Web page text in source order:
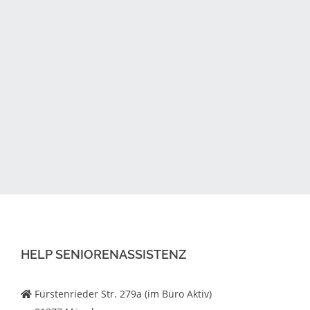
HELP SENIORENASSISTENZ
Fürstenrieder Str. 279a (im Büro Aktiv)